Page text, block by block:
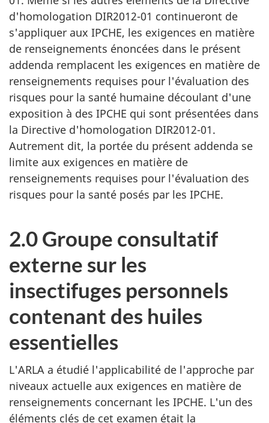
d'homologation DIR2012-01 continueront de
s'appliquer aux IPCHE, les exigences en matière
de renseignements énoncées dans le présent
addenda remplacent les exigences en matière de
renseignements requises pour l'évaluation des
risques pour la santé humaine découlant d'une
exposition à des IPCHE qui sont présentées dans
la Directive d'homologation DIR2012-01.
Autrement dit, la portée du présent addenda se
limite aux exigences en matière de
renseignements requises pour l'évaluation des
risques pour la santé posés par les IPCHE.
2.0 Groupe consultatif
externe sur les
insectifuges personnels
contenant des huiles
essentielles
L'ARLA a étudié l'applicabilité de l'approche par
niveaux actuelle aux exigences en matière de
renseignements concernant les IPCHE. L'un des
éléments clés de cet examen était la